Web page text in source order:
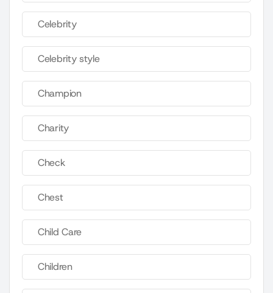
Celebrity
Celebrity style
Champion
Charity
Check
Chest
Child Care
Children